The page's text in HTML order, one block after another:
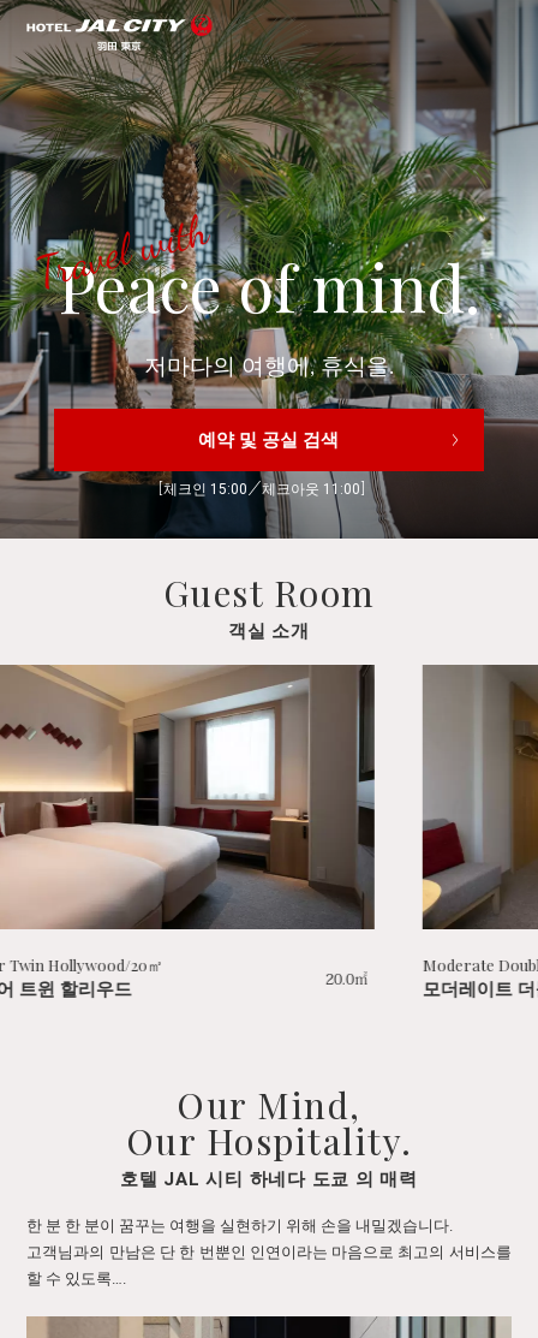
Travel with
Peace of mind.
저마다의 여행에, 휴식을.
예약 및 공실 검색
［체크인 15:00／체크아웃 11:00］
Guest Room
객실 소개
모더레이트 더블
Our Mind,
Our Hospitality.
호텔 JAL 시티 하네다 도쿄 의 매력
한 분 한 분이 꿈꾸는 여행을 실현하기 위해 손을 내밀겠습니다.
고객님과의 만남은 단 한 번뿐인 인연이라는 마음으로 최고의 서비스를
할 수 있도록….